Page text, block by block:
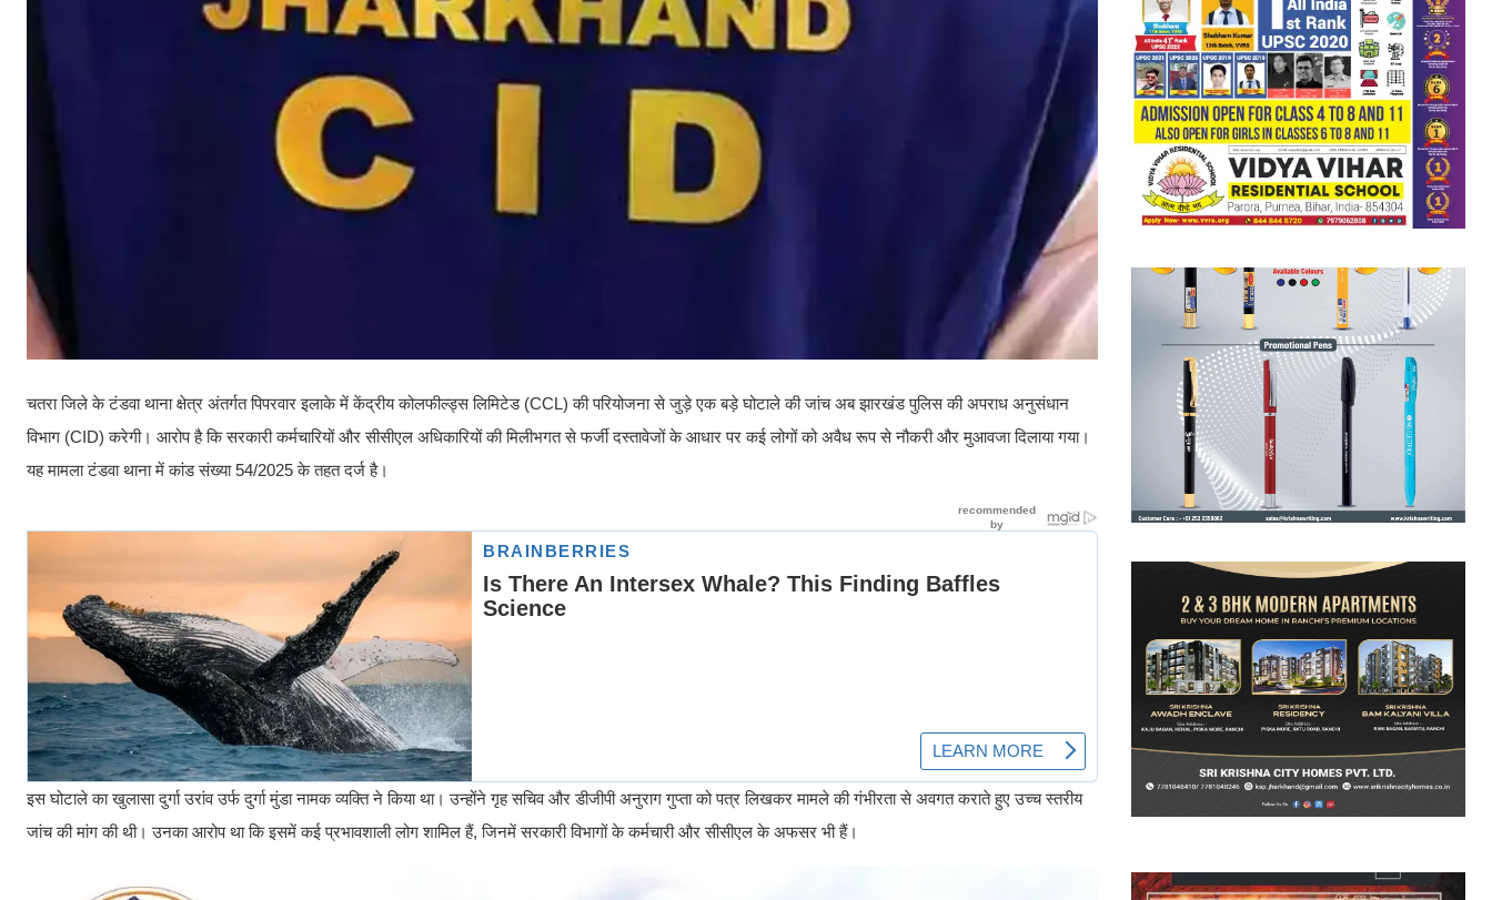
चतरा जिले के टंडवा थाना क्षेत्र अंतर्गत पिपरवार इलाके में केंद्रीय कोलफील्ड्स लिमिटेड (CCL) की परियोजना से जुड़े एक बड़े घोटाले की जांच अब झारखंड पुलिस की अपराध अनुसंधान
विभाग (CID) करेगी। आरोप है कि सरकारी कर्मचारियों और सीसीएल अधिकारियों की मिलीभगत से फर्जी दस्तावेजों के आधार पर कई लोगों को अवैध रूप से नौकरी और मुआवजा दिलाया गया।
यह मामला टंडवा थाना में कांड संख्या 54/2025 के तहत दर्ज है।
इस घोटाले का खुलासा दुर्गा उरांव उर्फ दुर्गा मुंडा नामक व्यक्ति ने किया था। उन्होंने गृह सचिव और डीजीपी अनुराग गुप्ता को पत्र लिखकर मामले की गंभीरता से अवगत कराते हुए उच्च स्तरीय
जांच की मांग की थी। उनका आरोप था कि इसमें कई प्रभावशाली लोग शामिल हैं, जिनमें सरकारी विभागों के कर्मचारी और सीसीएल के अफसर भी हैं।